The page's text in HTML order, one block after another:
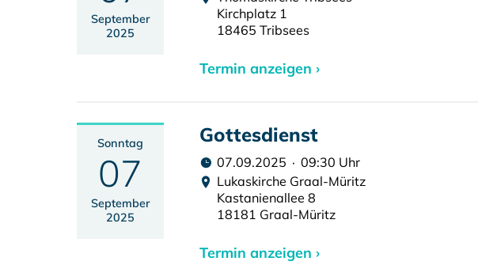
September
2025
Kirchplatz 1
18465 Tribsees
Termin anzeigen ›
Sonntag
07
September
2025
Gottesdienst
07.09.2025 · 09:30 Uhr
Lukaskirche Graal-Müritz
Kastanienallee 8
18181 Graal-Müritz
Termin anzeigen ›